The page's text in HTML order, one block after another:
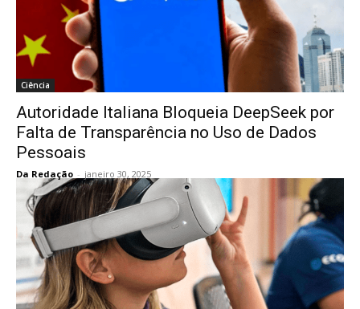
Ciência
Autoridade Italiana Bloqueia DeepSeek por
Falta de Transparência no Uso de Dados
Pessoais
Da Redação - janeiro 30, 2025